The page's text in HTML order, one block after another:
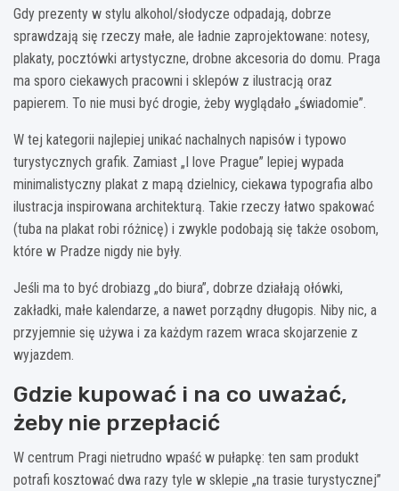
Gdy prezenty w stylu alkohol/słodycze odpadają, dobrze
sprawdzają się rzeczy małe, ale ładnie zaprojektowane: notesy,
plakaty, pocztówki artystyczne, drobne akcesoria do domu. Praga
ma sporo ciekawych pracowni i sklepów z ilustracją oraz
papierem. To nie musi być drogie, żeby wyglądało „świadomie”.
W tej kategorii najlepiej unikać nachalnych napisów i typowo
turystycznych grafik. Zamiast „I love Prague” lepiej wypada
minimalistyczny plakat z mapą dzielnicy, ciekawa typografia albo
ilustracja inspirowana architekturą. Takie rzeczy łatwo spakować
(tuba na plakat robi różnicę) i zwykle podobają się także osobom,
które w Pradze nigdy nie były.
Jeśli ma to być drobiazg „do biura”, dobrze działają ołówki,
zakładki, małe kalendarze, a nawet porządny długopis. Niby nic, a
przyjemnie się używa i za każdym razem wraca skojarzenie z
wyjazdem.
Gdzie kupować i na co uważać,
żeby nie przepłacić
W centrum Pragi nietrudno wpaść w pułapkę: ten sam produkt
potrafi kosztować dwa razy tyle w sklepie „na trasie turystycznej”